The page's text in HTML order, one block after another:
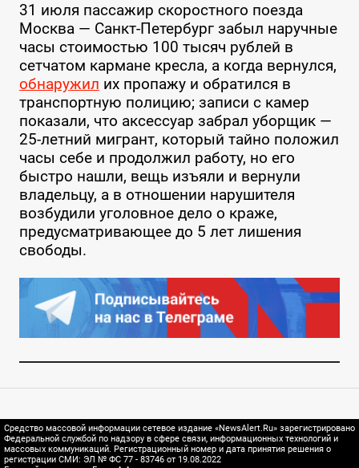
31 июля пассажир скоростного поезда
Москва — Санкт-Петербург забыл наручные
часы стоимостью 100 тысяч рублей в
сетчатом кармане кресла, а когда вернулся,
обнаружил их пропажу и обратился в
транспортную полицию; записи с камер
показали, что аксессуар забрал уборщик —
25-летний мигрант, который тайно положил
часы себе и продолжил работу, но его
быстро нашли, вещь изъяли и вернули
владельцу, а в отношении нарушителя
возбудили уголовное дело о краже,
предусматривающее до 5 лет лишения
свободы.
Средство массовой информации сетевое издание «NewsAlert.Ru» зарегистрировано
Федеральной службой по надзору в сфере связи, информационных технологий и
массовых коммуникаций. Регистрационный номер и дата принятия решения о
регистрации СМИ: ЭЛ № ФС 77 - 83746 от 19.08.2022